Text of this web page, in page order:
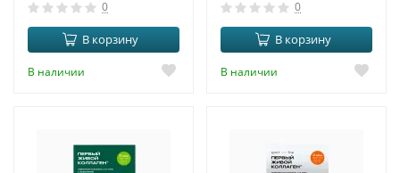
0
В корзину
В наличии
0
В корзину
В наличии